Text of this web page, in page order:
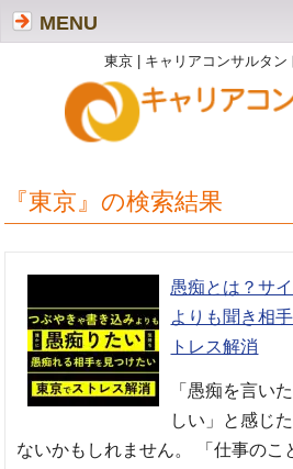
東京 | キャリアコンサルタン
MENU
『東京』の検索結果
愚痴とは？サ
よりも聞き相
トレス解消
「愚痴を言い
しい」と感じ
ないかもしれません。 「仕事のこ